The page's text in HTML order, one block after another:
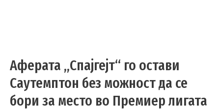
Аферата „Спајгејт“ го остави
Саутемптон без можност да се
бори за место во Премиер лигата